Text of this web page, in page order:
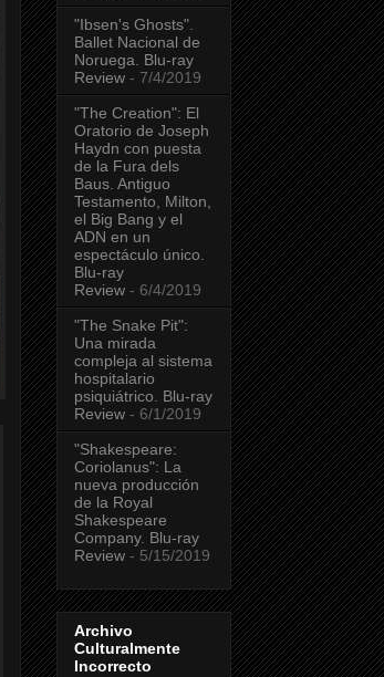
"Ibsen's Ghosts".
Ballet Nacional de
Noruega. Blu-ray
Review - 7/4/2019
"The Creation": El
Oratorio de Joseph
Haydn con puesta
de la Fura dels
Baus. Antiguo
Testamento, Milton,
el Big Bang y el
ADN en un
espectáculo único.
Blu-ray
Review - 6/4/2019
"The Snake Pit":
Una mirada
compleja al sistema
hospitalario
psiquiátrico. Blu-ray
Review - 6/1/2019
"Shakespeare:
Coriolanus": La
nueva producción
de la Royal
Shakespeare
Company. Blu-ray
Review - 5/15/2019
Archivo
Culturalmente
Incorrecto